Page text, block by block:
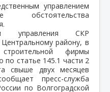
управлением
обстоятельства
управления СКР
району, в
фирмы
по статье 145.1 части 2
свыше двух месяцев
пресс-служба
по Волгоградской